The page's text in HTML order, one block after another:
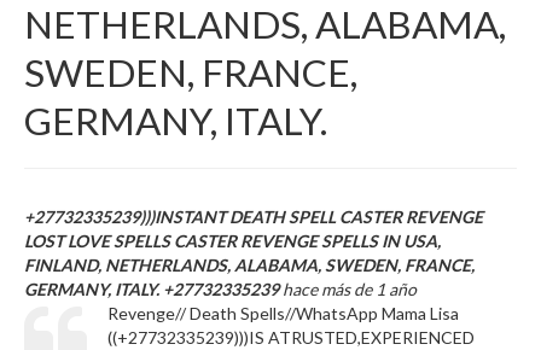
NETHERLANDS, ALABAMA,
SWEDEN, FRANCE,
GERMANY, ITALY.
+27732335239)))INSTANT DEATH SPELL CASTER REVENGE
LOST LOVE SPELLS CASTER REVENGE SPELLS IN USA,
FINLAND, NETHERLANDS, ALABAMA, SWEDEN, FRANCE,
GERMANY, ITALY. +27732335239hace más de 1 año
Revenge// Death Spells//WhatsApp Mama Lisa
((+27732335239)))IS ATRUSTED,EXPERIENCED